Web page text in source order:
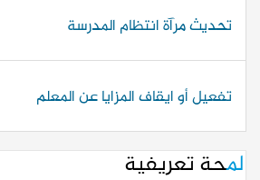
تحديث مرآة انتظام المدرسة
تفعيل أو ايقاف المزايا عن المعلم
لمحة تعريفية